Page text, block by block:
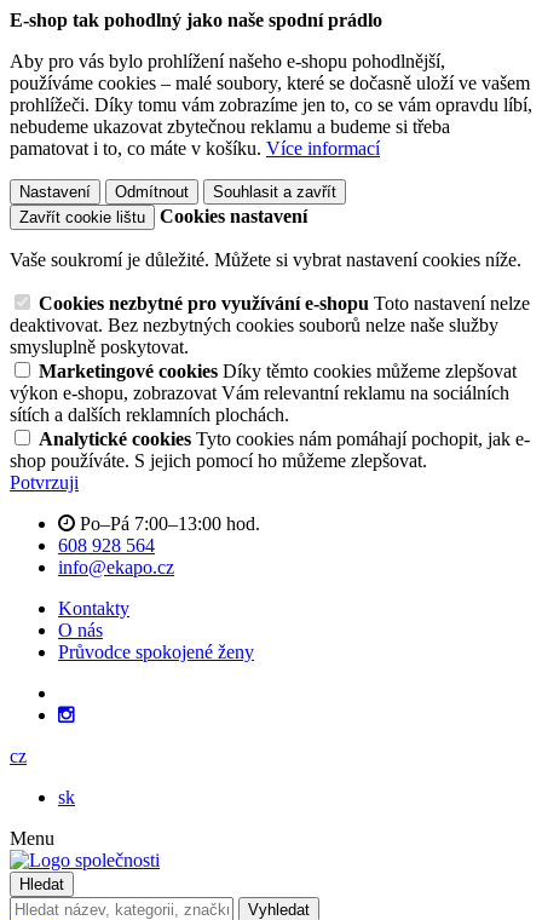
E-shop tak pohodlný jako naše spodní prádlo
Aby pro vás bylo prohlížení našeho e-shopu pohodlnější,
používáme cookies – malé soubory, které se dočasně uloží ve vašem
prohlížeči. Díky tomu vám zobrazíme jen to, co se vám opravdu líbí,
nebudeme ukazovat zbytečnou reklamu a budeme si třeba
pamatovat i to, co máte v košíku. Více informací
Nastavení Odmítnout
Souhlasit a zavřít
Zavřít cookie lištu
Cookies nastavení
Vaše soukromí je důležité. Můžete si vybrat nastavení cookies níže.
Cookies nezbytné pro využívání e-shopu Toto nastavení nelze
deaktivovat. Bez nezbytných cookies souborů nelze naše služby
smysluplně poskytovat.
Marketingové cookies Díky těmto cookies můžeme zlepšovat
výkon e-shopu, zobrazovat Vám relevantní reklamu na sociálních
sítích a dalších reklamních plochách.
Analytické cookies Tyto cookies nám pomáhají pochopit, jak e-
shop používáte. S jejich pomocí ho můžeme zlepšovat.
Potvrzuji
Po–Pá 7:00–13:00 hod.
608 928 564
info@ekapo.cz
Kontakty
O nás
Průvodce spokojené ženy
cz
sk
Menu
Hledat
Vyhledat